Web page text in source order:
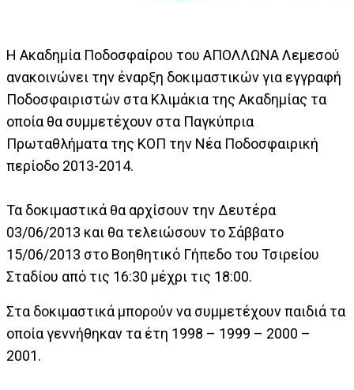
Η Ακαδημία Ποδοσφαίρου του ΑΠΟΛΛΩΝΑ Λεμεσού
ανακοινώνει την έναρξη δοκιμαστικών για εγγραφή
Ποδοσφαιριστών στα Κλιμάκια της Ακαδημίας τα
οποία θα συμμετέχουν στα Παγκύπρια
Πρωταθλήματα της ΚΟΠ την Νέα Ποδοσφαιρική
περίοδο 2013-2014.
Τα δοκιμαστικά θα αρχίσουν την Δευτέρα
03/06/2013 και θα τελειώσουν το Σάββατο
15/06/2013 στο Βοηθητικό Γήπεδο του Τσιρείου
Σταδίου από τις 16:30 μέχρι τις 18:00.
Στα δοκιμαστικά μπορούν να συμμετέχουν παιδιά τα
οποία γεννήθηκαν τα έτη 1998 – 1999 – 2000 –
2001.